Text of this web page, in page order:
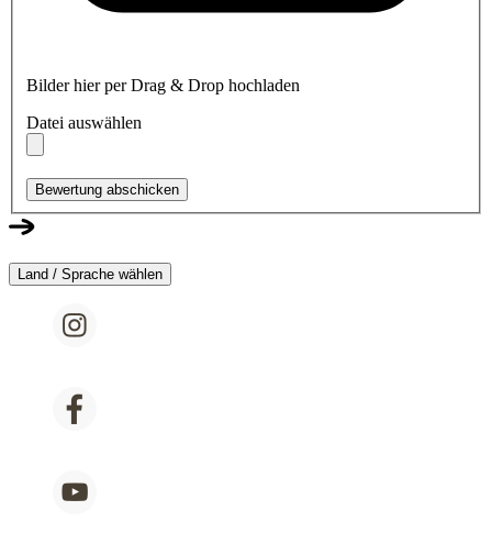
Bilder hier per Drag & Drop hochladen
Datei auswählen
Bewertung abschicken
Land / Sprache wählen